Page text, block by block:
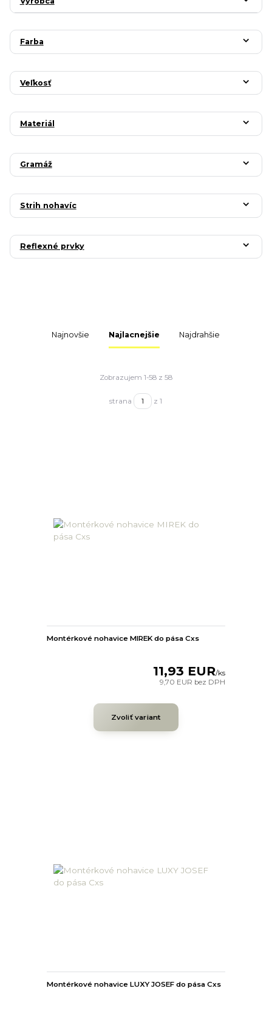
Farba
Veľkosť
Materiál
Gramáž
Strih nohavíc
Reflexné prvky
Najnovšie Najlacnejšie Najdrahšie
Zobrazujem 1-58 z 58
strana z 1
Montérkové nohavice MIREK do pása Cxs
11,93 EUR/ks
9,70 EUR bez DPH
Zvoliť variant
Montérkové nohavice LUXY JOSEF do pása Cxs